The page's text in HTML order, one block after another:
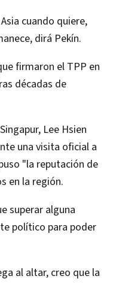
cuando quiere,
dirá Pekín.
firmaron el TPP en
décadas de
Lee Hsien
una visita oficial a
"la reputación de
en la región.
superar alguna
político para poder
al altar, creo que la